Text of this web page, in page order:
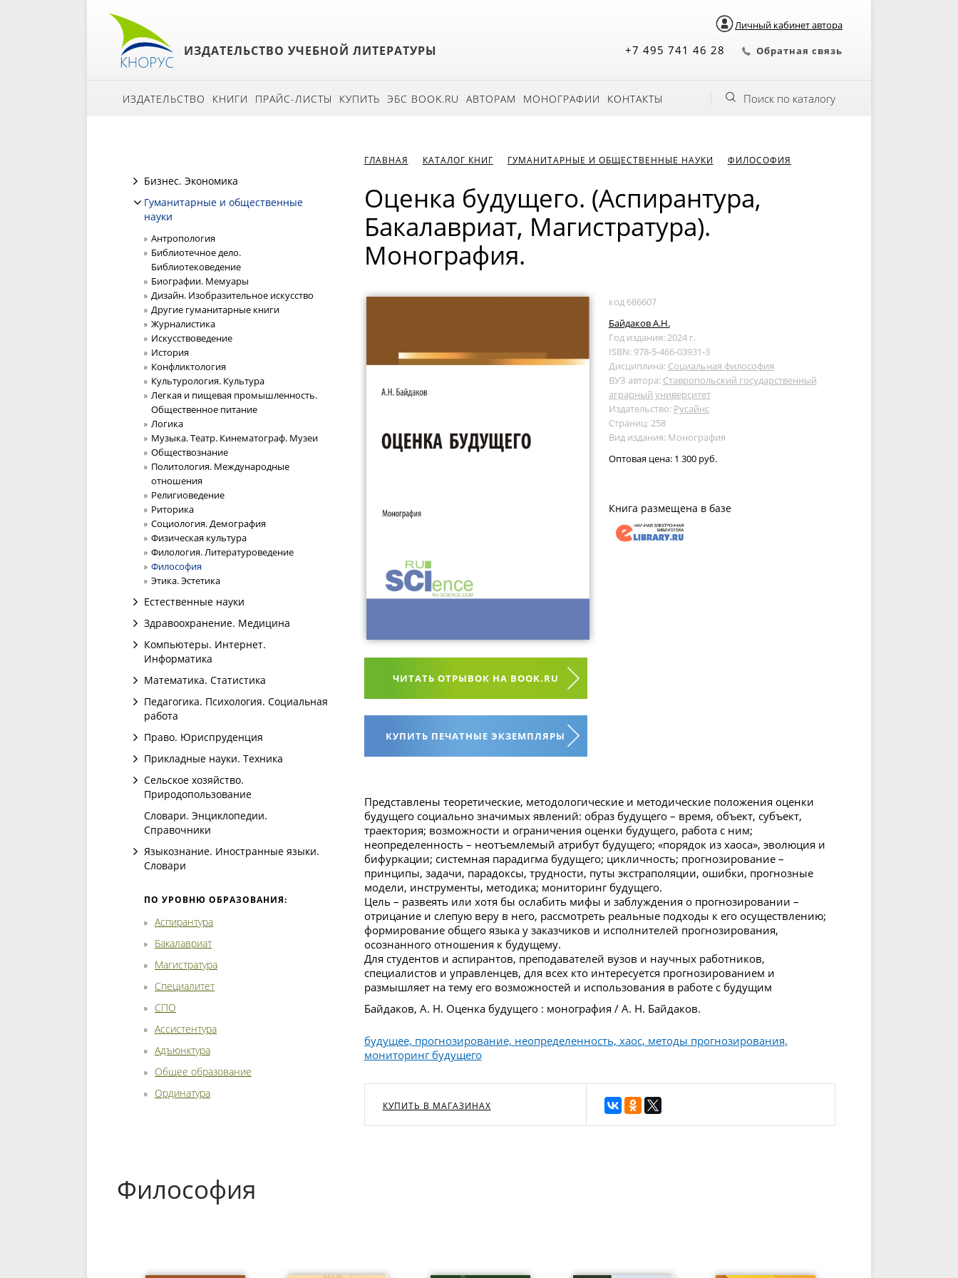
Личный кабинет автора
ИЗДАТЕЛЬСТВО УЧЕБНОЙ ЛИТЕРАТУРЫ +7 495 741 46 28 Обратная связь
ИЗДАТЕЛЬСТВО КНИГИ ПРАЙС-ЛИСТЫ КУПИТЬ ЭБС BOOK.RU АВТОРАМ МОНОГРАФИИ КОНТАКТЫ Поиск по каталогу
Бизнес. Экономика
Гуманитарные и общественные
науки
Антропология
Библиотечное дело.
Библиотековедение
Биографии. Мемуары
Дизайн. Изобразительное искусство
Другие гуманитарные книги
Журналистика
Искусствоведение
История
Конфликтология
Культурология. Культура
Легкая и пищевая промышленность.
Общественное питание
Логика
Музыка. Театр. Кинематограф. Музеи
Обществознание
Политология. Международные
отношения
Религиоведение
Риторика
Социология. Демография
Физическая культура
Филология. Литературоведение
Философия
Этика. Эстетика
Естественные науки
Здравоохранение. Медицина
Компьютеры. Интернет.
Информатика
Математика. Статистика
Педагогика. Психология. Социальная
работа
Право. Юриспруденция
Прикладные науки. Техника
Сельское хозяйство.
Природопользование
Словари. Энциклопедии.
Справочники
Языкознание. Иностранные языки.
Словари
ПО УРОВНЮ ОБРАЗОВАНИЯ:
Аспирантура
Бакалавриат
Магистратура
Специалитет
СПО
Ассистентура
Адъюнктура
Общее образование
Ординатура
ГЛАВНАЯ КАТАЛОГ КНИГ ГУМАНИТАРНЫЕ И ОБЩЕСТВЕННЫЕ НАУКИ ФИЛОСОФИЯ
Оценка будущего. (Аспирантура,
Бакалавриат, Магистратура).
Монография.
ЧИТАТЬ ОТРЫВОК НА BOOK.RU
КУПИТЬ ПЕЧАТНЫЕ ЭКЗЕМПЛЯРЫ
код 686607
Байдаков А.Н.
Год издания: 2024 г.
ISBN: 978-5-466-03931-3
Дисциплина: Социальная философия
ВУЗ автора: Ставропольский государственный
аграрный университет
Издательство: Русайнс
Страниц: 258
Вид издания: Монография
Оптовая цена: 1 300 руб.
Книга размещена в базе
Представлены теоретические, методологические и методические положения оценки
будущего социально значимых явлений: образ будущего – время, объект, субъект,
траектория; возможности и ограничения оценки будущего, работа с ним;
неопределенность – неотъемлемый атрибут будущего; «порядок из хаоса», эволюция и
бифуркации; системная парадигма будущего; цикличность; прогнозирование –
принципы, задачи, парадоксы, трудности, путы экстраполяции, ошибки, прогнозные
модели, инструменты, методика; мониторинг будущего.
Цель – развеять или хотя бы ослабить мифы и заблуждения о прогнозировании –
отрицание и слепую веру в него, рассмотреть реальные подходы к его осуществлению;
формирование общего языка у заказчиков и исполнителей прогнозирования,
осознанного отношения к будущему.
Для студентов и аспирантов, преподавателей вузов и научных работников,
специалистов и управленцев, для всех кто интересуется прогнозированием и
размышляет на тему его возможностей и использования в работе с будущим
Байдаков, А. Н. Оценка будущего : монография / А. Н. Байдаков.
будущее, прогнозирование, неопределенность, хаос, методы прогнозирования,
мониторинг будущего
КУПИТЬ В МАГАЗИНАХ
Философия